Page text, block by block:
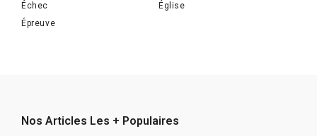
Échec
Église
Épreuve
Nos Articles Les + Populaires